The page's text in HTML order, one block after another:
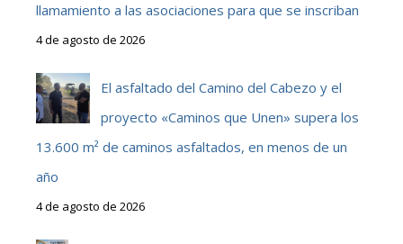
llamamiento a las asociaciones para que se inscriban
4 de agosto de 2026
El asfaltado del Camino del Cabezo y el
proyecto «Caminos que Unen» supera los
13.600 m² de caminos asfaltados, en menos de un
año
4 de agosto de 2026